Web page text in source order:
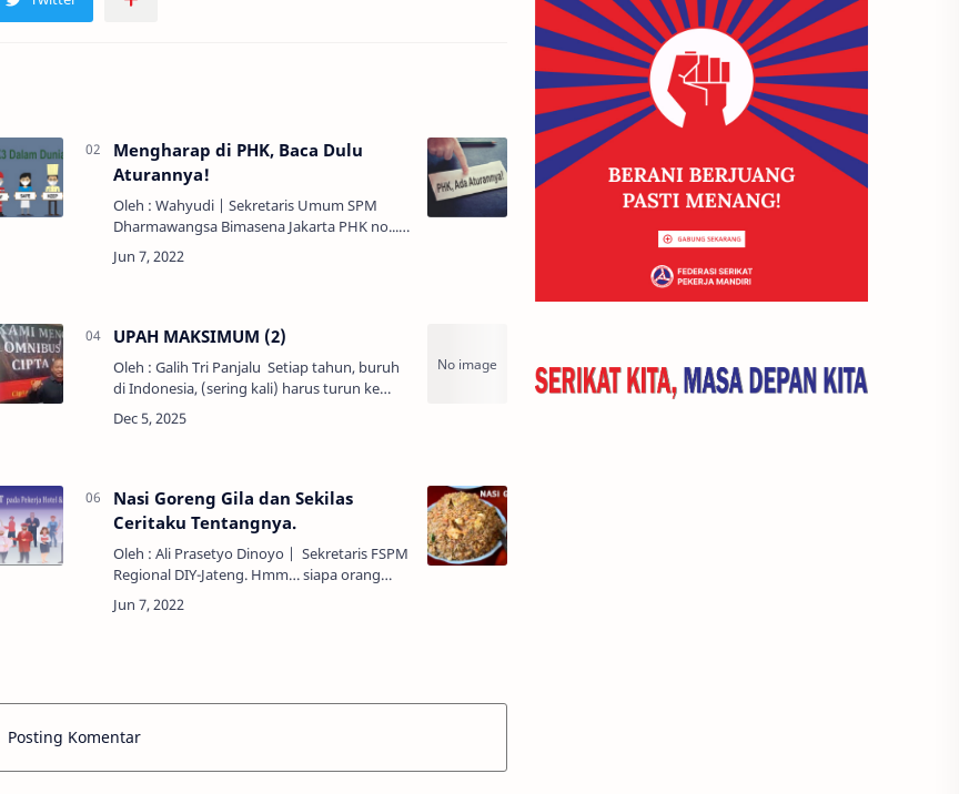
Mengharap di PHK, Baca Dulu
Aturannya!
Oleh : Wahyudi | Sekretaris Umum SPM
Dharmawangsa Bimasena Jakarta PHK no...!
Keberlangsungan Kerja ya...! Bicara tentang
PHK adalah suatu hal yang menakutkan bagi
UPAH MAKSIMUM (2)
Oleh : Galih Tri Panjalu Setiap tahun, buruh
di Indonesia, (sering kali) harus turun ke
jalan, untuk memperjuangkan kenaikan
upah minimum, baik itu Upah Minimum
Nasi Goreng Gila dan Sekilas
Ceritaku Tentangnya.
Oleh : Ali Prasetyo Dinoyo | Sekretaris FSPM
Regional DIY-Jateng. Hmm… siapa orang
Indonesia yang tidak tahu nasi goreng,
sungguh…dia yang tidak tahu termasuk
Posting Komentar